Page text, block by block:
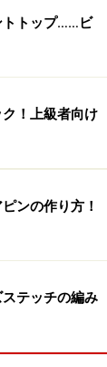
トトップ……ビ
！上級者向け
ンの作り方！
テッチの編み